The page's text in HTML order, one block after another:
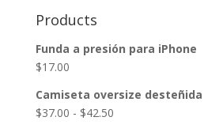
Products
Funda a presión para iPhone
$17.00
Camiseta oversize desteñida
$37.00 - $42.50Rango